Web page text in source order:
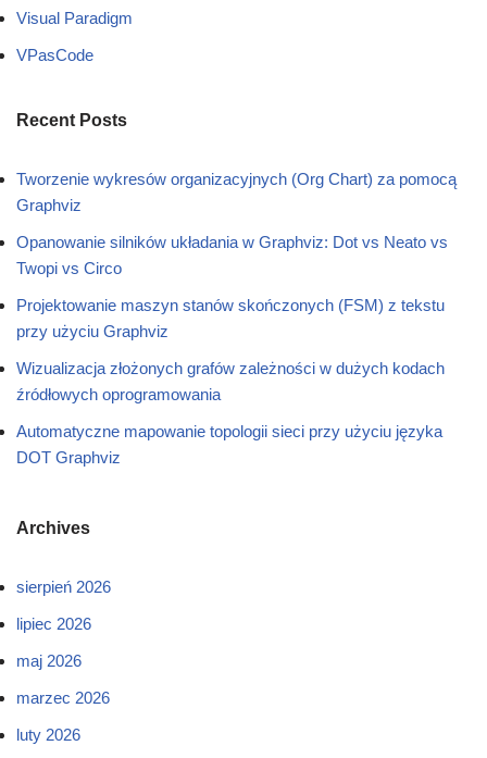
Visual Paradigm
VPasCode
Recent Posts
Tworzenie wykresów organizacyjnych (Org Chart) za pomocą
Graphviz
Opanowanie silników układania w Graphviz: Dot vs Neato vs
Twopi vs Circo
Projektowanie maszyn stanów skończonych (FSM) z tekstu
przy użyciu Graphviz
Wizualizacja złożonych grafów zależności w dużych kodach
źródłowych oprogramowania
Automatyczne mapowanie topologii sieci przy użyciu języka
DOT Graphviz
Archives
sierpień 2026
lipiec 2026
maj 2026
marzec 2026
luty 2026